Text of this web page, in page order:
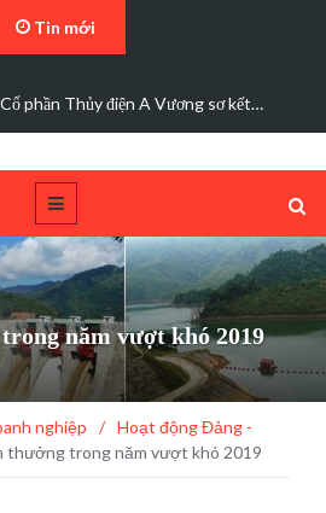
Tin mới
phần Thủy điện A Vương sơ kết…
năm vượt khó 2019
nghiệp / Hoạt động Đảng -
thưởng trong năm vượt khó 2019